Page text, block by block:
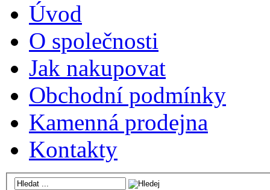
Úvod
O společnosti
Jak nakupovat
Obchodní podmínky
Kamenná prodejna
Kontakty